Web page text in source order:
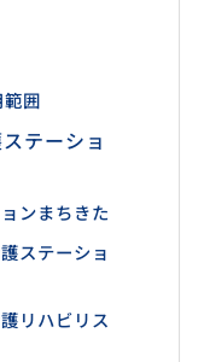
囲
テーショ
ンまちきた
ステーショ
リハビリス